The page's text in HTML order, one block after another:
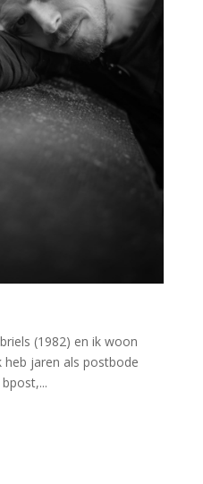
(1982) en ik woon
heb jaren als postbode